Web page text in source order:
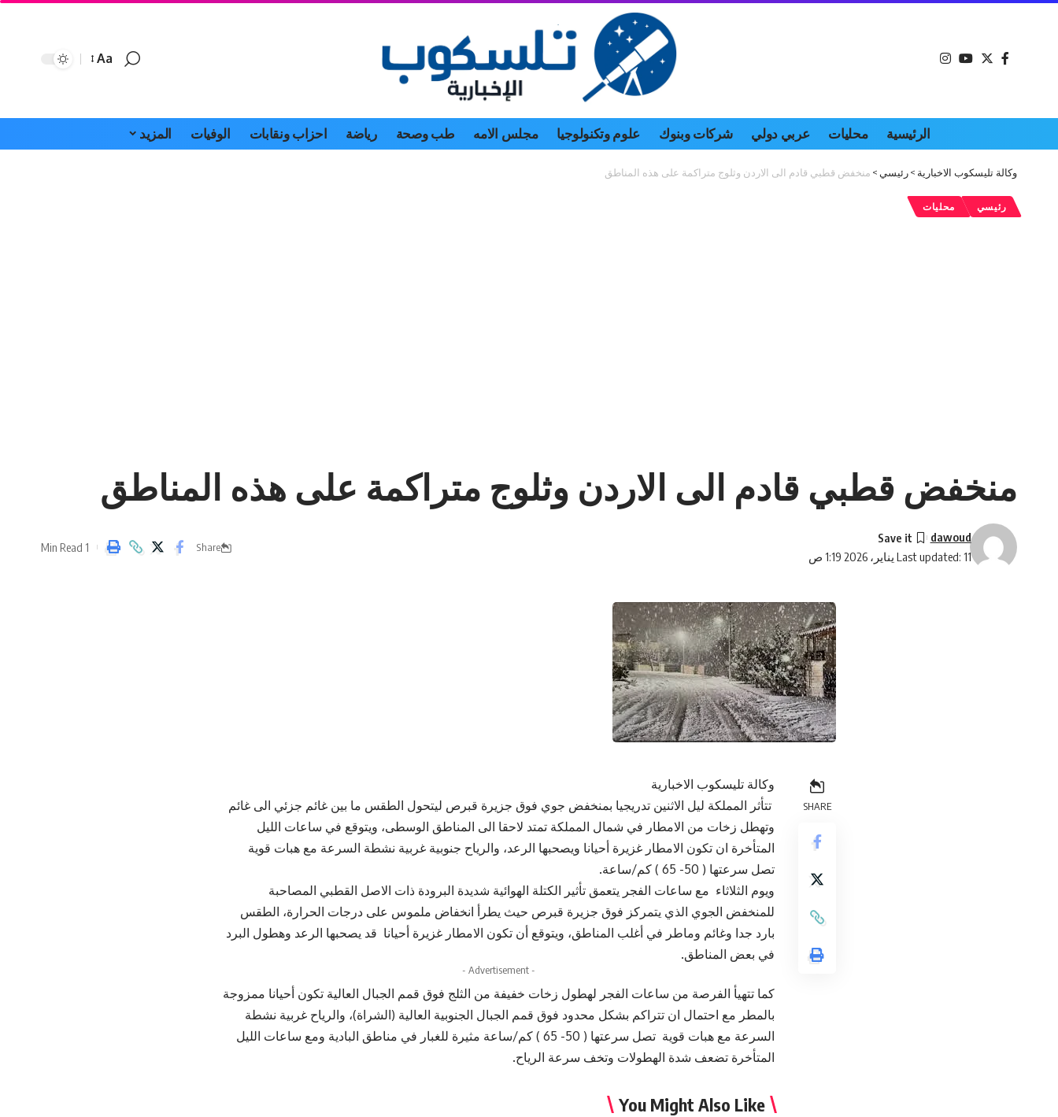
Font
Aa
الرئيسية محليات عربي دولي شركات وبنوك علوم وتكنولوجيا مجلس الامه طب وصحة رياضة احزاب ونقابات الوفيات المزيد
وكالة تليسكوب الاخبارية >رئيسي > منخفض قطبي قادم الى الاردن وثلوج متراكمة على هذه المناطق
رئيسي محليات
منخفض قطبي قادم الى الاردن وثلوج متراكمة على هذه المناطق
Last updated: 11 يناير، 2026 1:19 ص
dawoud
Share
1 Min Read
SHARE
وكالة تليسكوب الاخبارية
تتأثر المملكة ليل الاثنين تدريجيا بمنخفض جوي فوق جزيرة قبرص ليتحول الطقس ما بين غائم جزئي الى غائم
وتهطل زخات من الامطار في شمال المملكة تمتد لاحقا الى المناطق الوسطى، ويتوقع في ساعات الليل
المتأخرة ان تكون الامطار غزيرة أحيانا ويصحبها الرعد، والرياح جنوبية غربية نشطة السرعة مع هبات قوية
تصل سرعتها ( 50- 65 ) كم/ساعة.
ويوم الثلاثاء مع ساعات الفجر يتعمق تأثير الكتلة الهوائية شديدة البرودة ذات الاصل القطبي المصاحبة
للمنخفض الجوي الذي يتمركز فوق جزيرة قبرص حيث يطرأ انخفاض ملموس على درجات الحرارة، الطقس
بارد جدا وغائم وماطر في أغلب المناطق، ويتوقع أن تكون الامطار غزيرة أحيانا قد يصحبها الرعد وهطول البرد
في بعض المناطق.
- Advertisement -
كما تتهيأ الفرصة من ساعات الفجر لهطول زخات خفيفة من الثلج فوق قمم الجبال العالية تكون أحيانا ممزوجة
بالمطر مع احتمال ان تتراكم بشكل محدود فوق قمم الجبال الجنوبية العالية (الشراة)، والرياح غربية نشطة
السرعة مع هبات قوية تصل سرعتها ( 50- 65 ) كم/ساعة مثيرة للغبار في مناطق البادية ومع ساعات الليل
المتأخرة تضعف شدة الهطولات وتخف سرعة الرياح.
You Might Also Like